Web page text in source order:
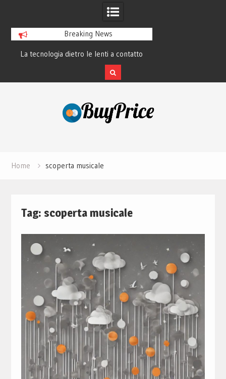
Breaking News
La tecnologia dietro le lenti a contatto
smart e il futuro visivo
Home scoperta musicale
Tag: scoperta musicale